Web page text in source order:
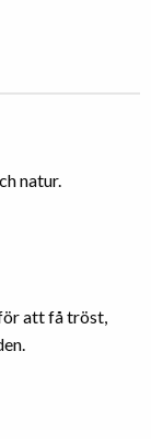
natur.
att få tröst,